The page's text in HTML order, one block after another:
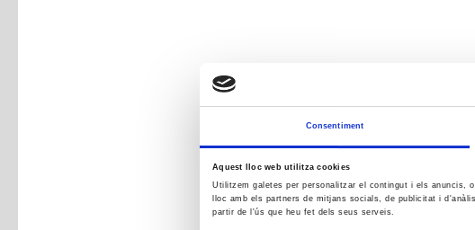
Consentiment
Aquest lloc web utilitza cookies
Utilitzem galetes per personalitzar el contingut i els anuncis,
lloc amb els partners de mitjans socials, de publicitat i
partir de l'ús que heu fet dels seus serveis.